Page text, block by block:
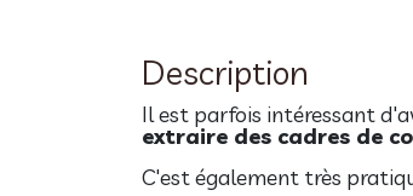
Description
Il est parfois intéressant
extraire des cadres de
C'est également très